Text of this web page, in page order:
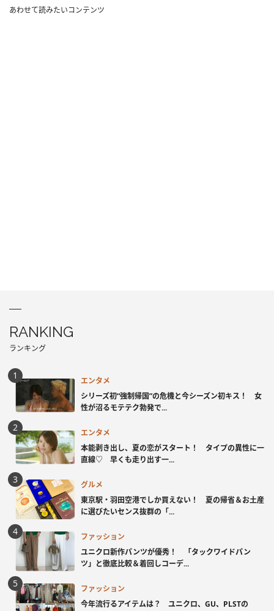
あわせて読みたいコンテンツ
RANKING
ランキング
エンタメ
シリーズ初“強制帰国”の危機と今シーズン初キス！ 女
性が沼るモテテク勃発で...
エンタメ
本能剥き出し、夏の恋がスタート！ タイプの異性に一
直線♡ 早くも走り出す一...
グルメ
東京駅・羽田空港でしか買えない！ 夏の帰省＆お土産
に選びたいセンス抜群の「...
ファッション
ユニクロ新作パンツが優秀！ 「タックワイドパン
ツ」と徹底比較＆着回しコーデ...
ファッション
今年流行るアイテムは？ ユニクロ、GU、PLSTの